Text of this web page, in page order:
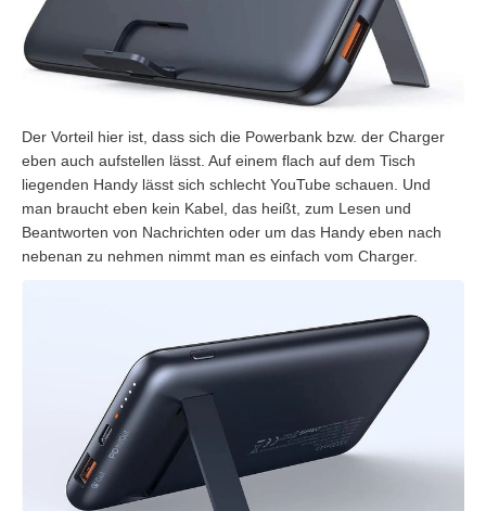
Der Vorteil hier ist, dass sich die Powerbank bzw. der Charger
eben auch aufstellen lässt. Auf einem flach auf dem Tisch
liegenden Handy lässt sich schlecht YouTube schauen. Und
man braucht eben kein Kabel, das heißt, zum Lesen und
Beantworten von Nachrichten oder um das Handy eben nach
nebenan zu nehmen nimmt man es einfach vom Charger.